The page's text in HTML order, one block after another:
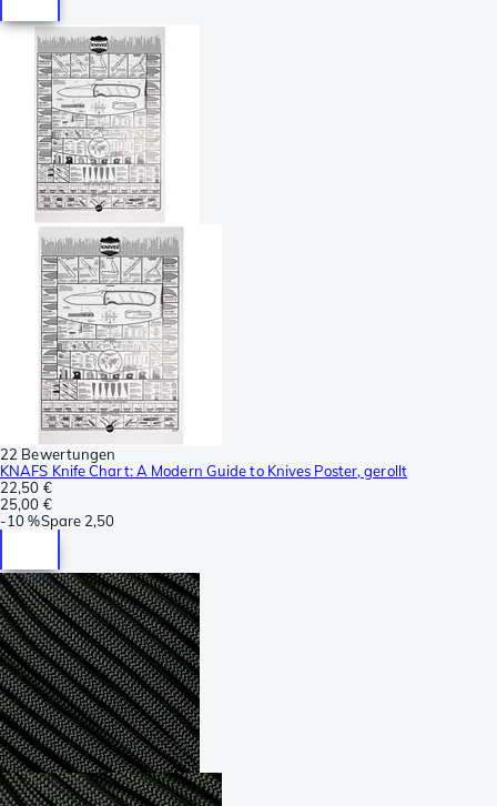
22 Bewertungen
KNAFS Knife Chart: A Modern Guide to Knives Poster, gerollt
22,50 €
25,00 €
-10 %Spare 2,50